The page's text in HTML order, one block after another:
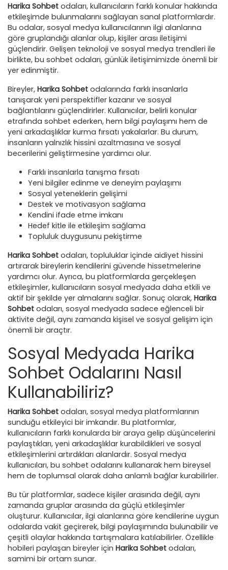
Harika Sohbet odaları, kullanıcıların farklı konular hakkında
etkileşimde bulunmalarını sağlayan sanal platformlardır.
Bu odalar, sosyal medya kullanıcılarının ilgi alanlarına
göre gruplandığı alanlar olup, kişiler arası iletişimi
güçlendirir. Gelişen teknoloji ve sosyal medya trendleri ile
birlikte, bu sohbet odaları, günlük iletişimimizde önemli bir
yer edinmiştir.
Bireyler, Harika Sohbet odalarında farklı insanlarla
tanışarak yeni perspektifler kazanır ve sosyal
bağlantılarını güçlendirirler. Kullanıcılar, belirli konular
etrafında sohbet ederken, hem bilgi paylaşımı hem de
yeni arkadaşlıklar kurma fırsatı yakalarlar. Bu durum,
insanların yalnızlık hissini azaltmasına ve sosyal
becerilerini geliştirmesine yardımcı olur.
Farklı insanlarla tanışma fırsatı
Yeni bilgiler edinme ve deneyim paylaşımı
Sosyal yeteneklerin gelişimi
Destek ve motivasyon sağlama
Kendini ifade etme imkanı
Hedef kitle ile etkileşim sağlama
Topluluk duygusunu pekiştirme
Harika Sohbet odaları, topluluklar içinde aidiyet hissini
artırarak bireylerin kendilerini güvende hissetmelerine
yardımcı olur. Ayrıca, bu platformlarda gerçekleşen
etkileşimler, kullanıcıların sosyal medyada daha etkili ve
aktif bir şekilde yer almalarını sağlar. Sonuç olarak, Harika
Sohbet odaları, sosyal medyada sadece eğlenceli bir
aktivite değil, aynı zamanda kişisel ve sosyal gelişim için
önemli bir araçtır.
Sosyal Medyada Harika
Sohbet Odalarını Nasıl
Kullanabiliriz?
Harika Sohbet odaları, sosyal medya platformlarının
sunduğu etkileyici bir imkandır. Bu platformlar,
kullanıcıların farklı konularda bir araya gelip düşüncelerini
paylaştıkları, yeni arkadaşlıklar kurabildikleri ve sosyal
etkileşimlerini artırdıkları alanlardır. Sosyal medya
kullanıcıları, bu sohbet odalarını kullanarak hem bireysel
hem de toplumsal olarak daha anlamlı bağlar kurabilirler.
Bu tür platformlar, sadece kişiler arasında değil, aynı
zamanda gruplar arasında da güçlü etkileşimler
oluşturur. Kullanıcılar, ilgi alanlarına göre kendilerine uygun
odalarda vakit geçirerek, bilgi paylaşımında bulunabilir ve
çeşitli olaylar hakkında tartışmalara katılabilirler. Özellikle
hobileri paylaşan bireyler için Harika Sohbet odaları,
samimi bir ortam sunar.